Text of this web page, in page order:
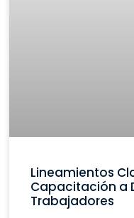
Lineamientos
Capacitación a
Trabajadores